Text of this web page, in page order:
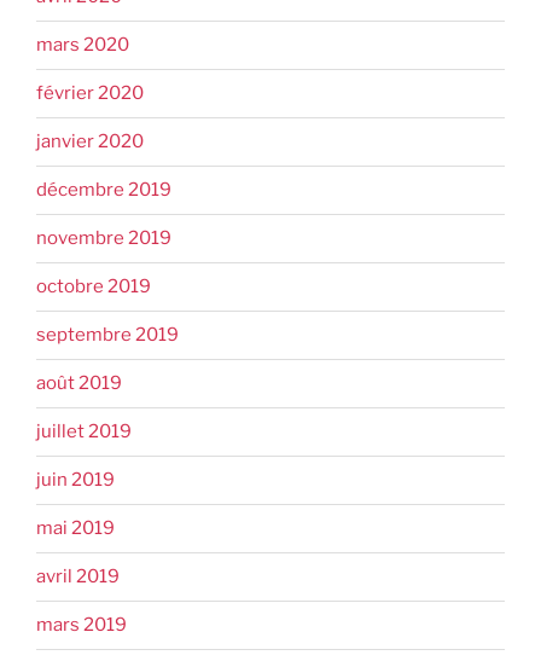
mars 2020
février 2020
janvier 2020
décembre 2019
novembre 2019
octobre 2019
septembre 2019
août 2019
juillet 2019
juin 2019
mai 2019
avril 2019
mars 2019